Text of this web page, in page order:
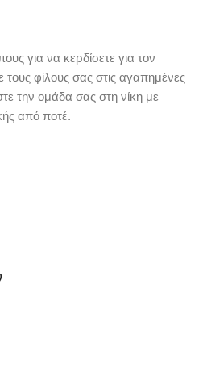
για να κερδίσετε για τον
τους φίλους σας στις αγαπημένες
την ομάδα σας στη νίκη με
από ποτέ.